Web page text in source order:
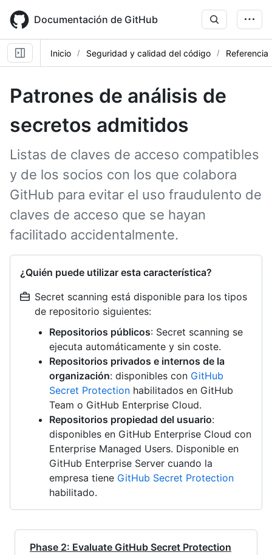
main
content
Documentación de GitHub
Inicio Seguridad y calidad del código Referencia
Patrones de análisis de
secretos admitidos
Listas de claves de acceso compatibles
y de los socios con los que colabora
GitHub para evitar el uso fraudulento de
claves de acceso que se hayan
facilitado accidentalmente.
¿Quién puede utilizar esta característica?
Secret scanning está disponible para los tipos
de repositorio siguientes:
Repositorios públicos: Secret scanning se
ejecuta automáticamente y sin coste.
Repositorios privados e internos de la
organización: disponibles con GitHub
Secret Protection habilitados en GitHub
Team o GitHub Enterprise Cloud.
Repositorios propiedad del usuario:
disponibles en GitHub Enterprise Cloud con
Enterprise Managed Users. Disponible en
GitHub Enterprise Server cuando la
empresa tiene GitHub Secret Protection
habilitado.
Phase 2: Evaluate GitHub Secret Protection